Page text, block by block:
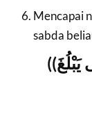
Mencapai
sabda
((